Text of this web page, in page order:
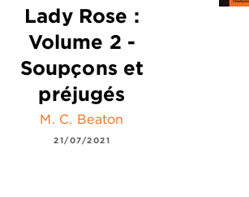
Lady Rose :
Volume 2 -
Soupçons et
préjugés
M. C. Beaton
21/07/2021